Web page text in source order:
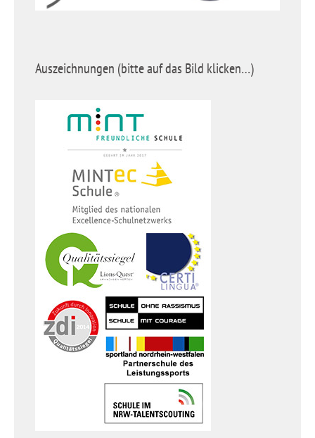
Auszeichnungen (bitte auf das Bild klicken…)